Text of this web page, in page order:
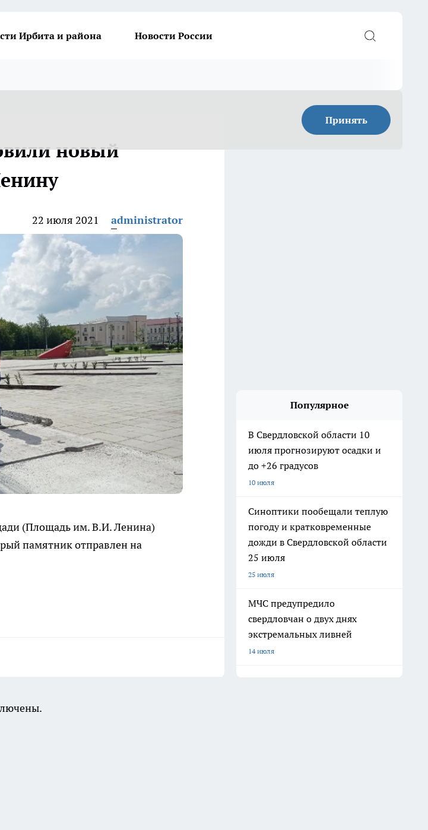
Ирбита и района Новости России
Принять
новый
22 июля 2021 administrator
(Площадь им. В.И. Ленина)
памятник отправлен на
Популярное
В Свердловской области 10
июля прогнозируют осадки и
до +26 градусов
10 июля
Синоптики пообещали теплую
погоду и кратковременные
дожди в Свердловской области
25 июля
25 июля
МЧС предупредило
свердловчан о двух днях
экстремальных ливней
14 июля